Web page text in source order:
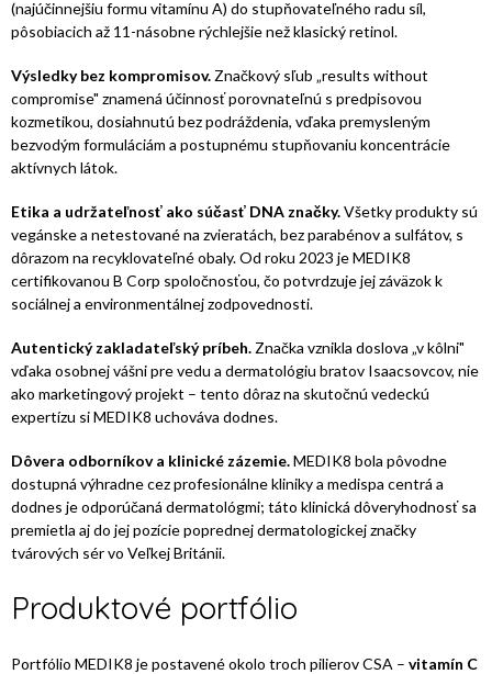
(najúčinnejšiu formu vitamínu A) do stupňovateľného radu síl,
pôsobiacich až 11-násobne rýchlejšie než klasický retinol.
Výsledky bez kompromisov. Značkový sľub „results without
compromise" znamená účinnosť porovnateľnú s predpisovou
kozmetikou, dosiahnutú bez podráždenia, vďaka premysleným
bezvodým formuláciám a postupnému stupňovaniu koncentrácie
aktívnych látok.
Etika a udržateľnosť ako súčasť DNA značky.Všetky produkty sú
vegánske a netestované na zvieratách, bez parabénov a sulfátov, s
dôrazom na recyklovateľné obaly. Od roku 2023 je MEDIK8
certifikovanou B Corp spoločnosťou, čo potvrdzuje jej záväzok k
sociálnej a environmentálnej zodpovednosti.
Autentický zakladateľský príbeh. Značka vznikla doslova „v kôlni"
vďaka osobnej vášni pre vedu a dermatológiu bratov Isaacsovcov, nie
ako marketingový projekt – tento dôraz na skutočnú vedeckú
expertízu si MEDIK8 uchováva dodnes.
Dôvera odborníkov a klinické zázemie.MEDIK8 bola pôvodne
dostupná výhradne cez profesionálne kliniky a medispa centrá a
dodnes je odporúčaná dermatológmi; táto klinická dôveryhodnosť sa
premietla aj do jej pozície poprednej dermatologickej značky
tvárových sér vo Veľkej Británii.
Produktové portfólio
Portfólio MEDIK8 je postavené okolo troch pilierov CSA – vitamín C